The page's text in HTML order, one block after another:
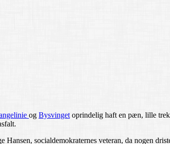
og Bysvinget oprindelig haft en pæn, lille
socialdemokraternes veteran, da nogen